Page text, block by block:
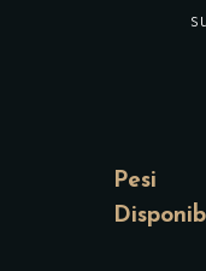
Pesi